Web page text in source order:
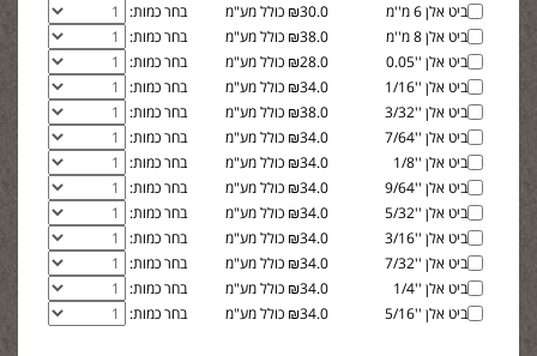
ביט אלן 6 מ''מ
₪30.0 כולל מע"מ
בחר כמות:
ביט אלן 8 מ''מ
₪38.0 כולל מע"מ
בחר כמות:
ביט אלן ''0.05
₪28.0 כולל מע"מ
בחר כמות:
ביט אלן ''1/16
₪34.0 כולל מע"מ
בחר כמות:
ביט אלן ''3/32
₪38.0 כולל מע"מ
בחר כמות:
ביט אלן ''7/64
₪34.0 כולל מע"מ
בחר כמות:
ביט אלן ''1/8
₪34.0 כולל מע"מ
בחר כמות:
ביט אלן ''9/64
₪34.0 כולל מע"מ
בחר כמות:
ביט אלן ''5/32
₪34.0 כולל מע"מ
בחר כמות:
ביט אלן ''3/16
₪34.0 כולל מע"מ
בחר כמות:
ביט אלן ''7/32
₪34.0 כולל מע"מ
בחר כמות:
ביט אלן ''1/4
₪34.0 כולל מע"מ
בחר כמות:
ביט אלן ''5/16
₪34.0 כולל מע"מ בחר כמות: